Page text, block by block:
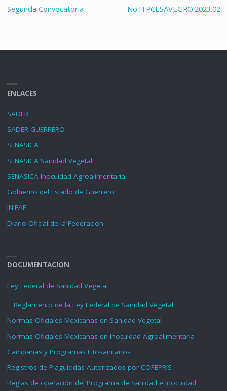
Segunda Convocatoria
No.ITPCESAVEGRO.2023.02
ENLACES
SADER
SADER GUERRERO
SENASICA
SENASICA Sanidad Vegetal
SENASICA Inocuidad Agroalimentaria
Gobierno del Estado de Guerrero
INIFAP
Diario Oficial de la Federacion
DOCUMENTACION
Ley Federal de Sanidad Vegetal
Reglamento de la Ley Federal de Sanidad Vegetal
Normas Oficiales Mexicanas en Sanidad Vegetal
Normas Oficiales Mexicanas en Inocuidad Agroalimentaria
Campañas y Programas Fitosanitarios
Registros de Plaguicidas Autorizados por COFEPRIS
Reglas de operación del Programa de Sanidad e Inocuidad